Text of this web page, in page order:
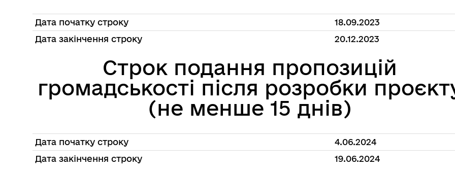
Дата початку строку
18.09.2023
Дата закінчення строку
20.12.2023
Строк подання пропозицій
громадськості після розробки
(не менше 15 днів)
Дата початку строку
4.06.2024
Дата закінчення строку
19.06.2024